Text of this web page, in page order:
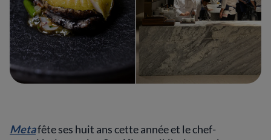
Metafête ses huit ans cette année et le chef-